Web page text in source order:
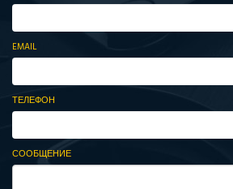
EMAIL
ТЕЛЕФОН
СООБЩЕНИЕ